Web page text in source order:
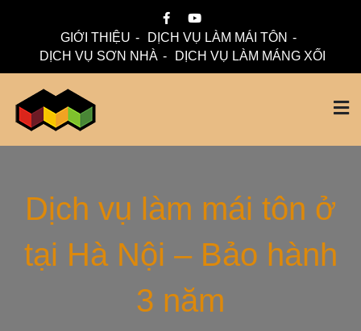
GIỚI THIỆU
DỊCH VỤ LÀM MÁI TÔN
DỊCH VỤ SƠN NHÀ
DỊCH VỤ LÀM MÁNG XỐI
Thi Công Mái Tôn,
Máng Xối Chuyên
Nghiệp – Mái Nhà
Dịch vụ làm mái tôn ở
tại Hà Nội – Bảo hành
3 năm